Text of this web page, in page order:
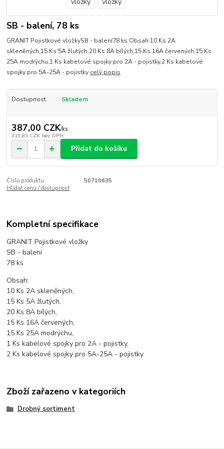
SB - balení, 78 ks
GRANIT Pojistkové vložkySB - balení78 ks Obsah:10 Ks 2A
skleněných,15 Ks 5A žlutých,20 Ks 8A bílých,15 Ks 16A červených,15 Ks
25A modrýchu,1 Ks kabelové spojky pro 2A - pojistky,2 Ks kabelové
spojky pro 5A-25A - pojistky celý popis
Dostupnost Skladem
387,00 CZK/ks
319,83 CZK bez DPH
Přidat do košíku
Číslo produktu:
50710635
Hlídat cenu / dostupnost
Kompletní specifikace
GRANITPojistkové vložky
SB - balení
78 ks
Obsah:
10 Ks 2A skleněných,
15 Ks 5A žlutých,
20 Ks 8A bílých,
15 Ks 16A červených,
15 Ks 25A modrýchu,
1 Ks kabelové spojky pro 2A - pojistky,
2 Ks kabelové spojky pro 5A-25A - pojistky
Zboží zařazeno v kategoriích
Drobný sortiment